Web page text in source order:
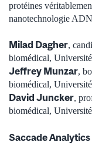
protéines
nanotechnologie
Milad Dagher,
biomédical,
Jeffrey Munzar,
biomédical,
David Juncker,
biomédical,
Saccade Analytics